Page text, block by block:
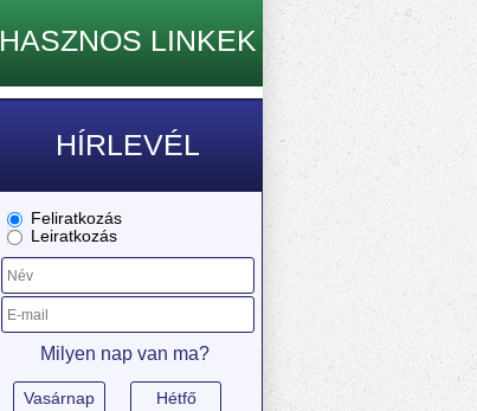
HASZNOS LINKEK
HÍRLEVÉL
Feliratkozás
Leiratkozás
Milyen nap van ma?
Vasárnap Hétfő